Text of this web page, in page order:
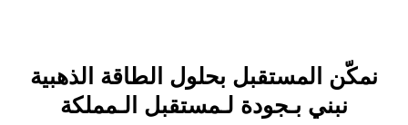
نمكّن المستقبل بحلول الطاقة الذهبية
نبني بـجودة لـمستقبل الـمملكة